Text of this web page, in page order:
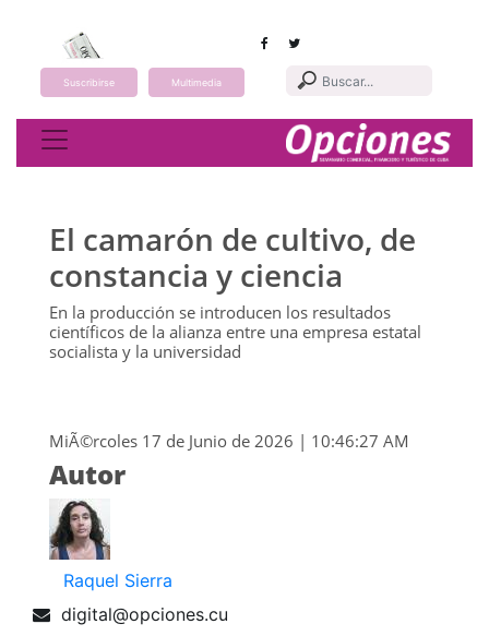
Suscribirse Multimedia
Toggle navigation
El camarón de cultivo, de
constancia y ciencia
En la producción se introducen los resultados
científicos de la alianza entre una empresa estatal
socialista y la universidad
MiÃ©rcoles 17 de Junio de 2026 | 10:46:27 AM
Autor
Raquel Sierra
digital@opciones.cu